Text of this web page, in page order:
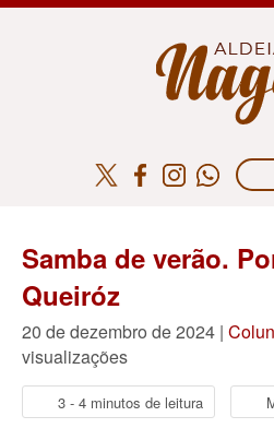
Samba de verão.
Queiróz
20 de dezembro de 2024 |
visualizações
3 - 4 minutos de leitura